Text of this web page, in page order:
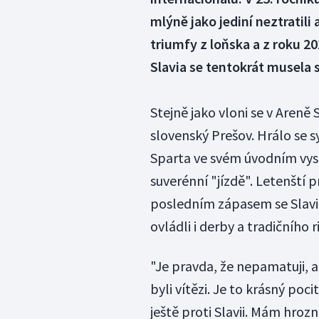
mlýně jako jediní neztratili
triumfy z loňska a z roku
Slavia se tentokrát
Stejně jako vloni se v
slovenský Prešov. Hrálo se
Sparta ve svém úvodním
suverénní "jízdě". Letenští
posledním zápasem se
ovládli i derby a tradičního
"Je pravda, že nepamatuji,
byli vítězi. Je to krásný
ještě proti Slavii. Mám